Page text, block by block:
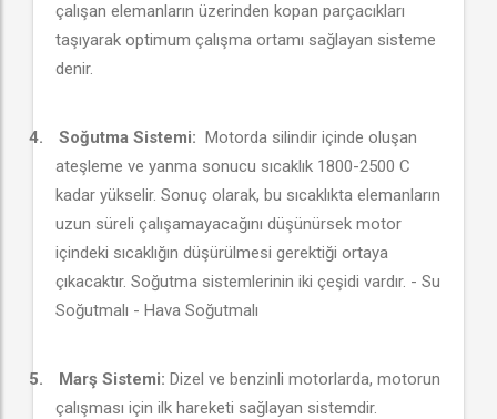
çalışan elemanların üzerinden kopan parçacıkları
taşıyarak optimum çalışma ortamı sağlayan sisteme
denir.
4. Soğutma Sistemi: Motorda silindir içinde oluşan
ateşleme ve yanma sonucu sıcaklık 1800-2500 C
kadar yükselir. Sonuç olarak, bu sıcaklıkta elemanların
uzun süreli çalışamayacağını düşünürsek motor
içindeki sıcaklığın düşürülmesi gerektiği ortaya
çıkacaktır. Soğutma sistemlerinin iki çeşidi vardır. - Su
Soğutmalı - Hava Soğutmalı
5. Marş Sistemi: Dizel ve benzinli motorlarda, motorun
çalışması için ilk hareketi sağlayan sistemdir.